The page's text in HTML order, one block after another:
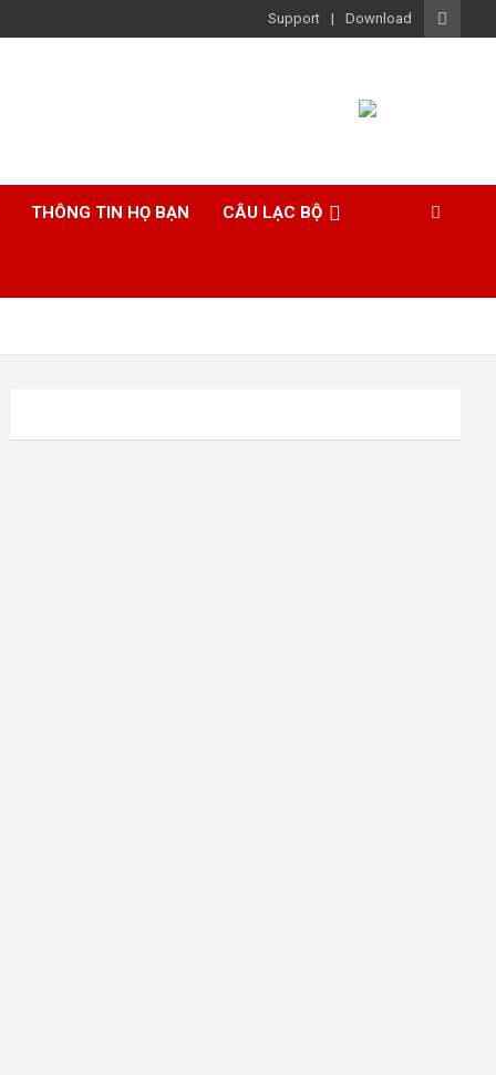
Support Download
THÔNG TIN HỌ BẠN CÂU LẠC BỘ